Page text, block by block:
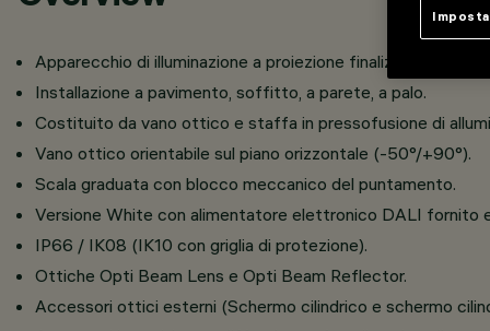
Apparecchio di illuminazione a proiezione finalizzato
Installazione a pavimento, soffitto, a parete, a palo.
Costituito da vano ottico e staffa in pressofusione di
Vano ottico orientabile sul piano orizzontale (-50°/+90°).
Scala graduata con blocco meccanico del puntamento.
Versione White con alimentatore elettronico DALI fornito
IP66 / IK08 (IK10 con griglia di protezione).
Ottiche Opti Beam Lens e Opti Beam Reflector.
Accessori ottici esterni (Schermo cilindrico e schermo